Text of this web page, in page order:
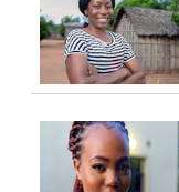
meer
Lees
meer